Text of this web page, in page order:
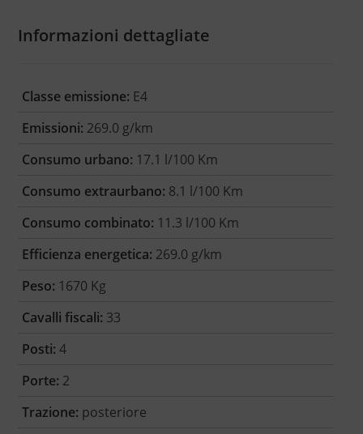
Informazioni dettagliate
Classe emissione: E4
Emissioni: 269.0 g/km
Consumo urbano: 17.1 l/100 Km
Consumo extraurbano: 8.1 l/100 Km
Consumo combinato: 11.3 l/100 Km
Efficienza energetica: 269.0 g/km
Peso: 1670 Kg
Cavalli fiscali: 33
Posti: 4
Porte: 2
Trazione: posteriore